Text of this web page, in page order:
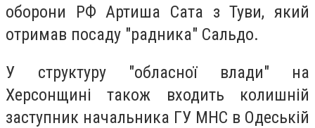
оборони РФ Артиша Сата з Туви, який
отримав посаду "радника" Сальдо.
У структуру "обласної влади" на
Херсонщині також входить колишній
заступник начальника ГУ МНС в Одеській